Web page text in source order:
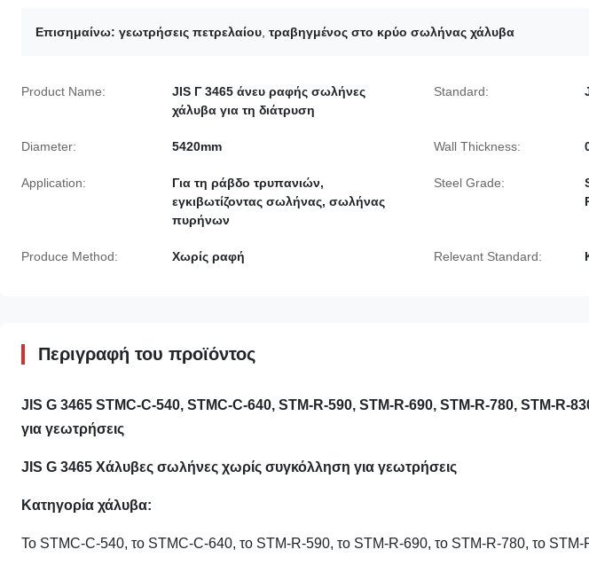
Επισημαίνω: γεωτρήσεις πετρελαίου τραβηγμένος στο κρύο σωλήνας χάλυβα
Product Name:
JIS Γ 3465 άνευ ραφής σωλήνες
χάλυβα για τη διάτρυση
Standard:
Diameter: 5420mm Wall Thickness:
Application:
Για τη ράβδο τρυπανιών,
εγκιβωτίζοντας σωλήνας, σωλήνας
πυρήνων
Steel Grade:
Produce Method: Χωρίς ραφή Relevant Standard:
Περιγραφή του προϊόντος
JIS G 3465 STMC-C-540, STMC-C-640, STM-R-590, STM-R-690, STM-R-780, STM-R-
για γεωτρήσεις
JIS G 3465 Χάλυβες σωλήνες χωρίς συγκόλληση για γεωτρήσεις
Κατηγορία χάλυβα:
Το STMC-C-540, το STMC-C-640, το STM-R-590, το STM-R-690, το STM-R-780, το STM-